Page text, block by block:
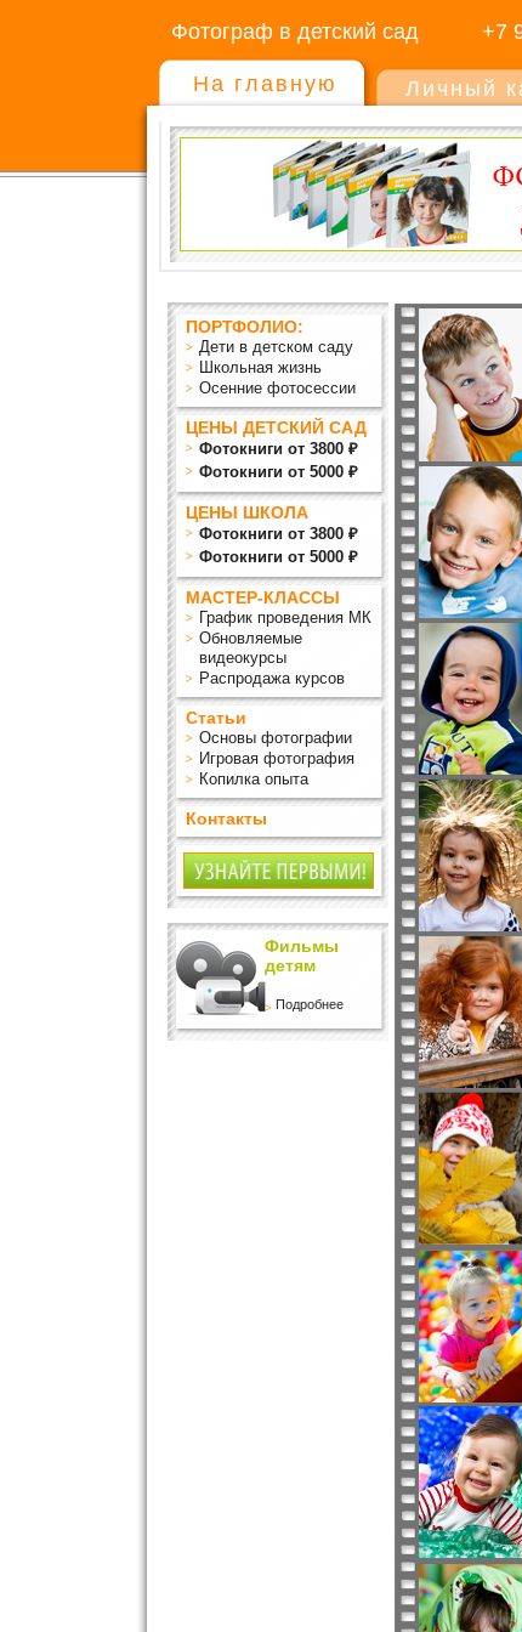
Фотограф в детский сад +7
На главную Личный
ПОРТФОЛИО:
Дети в детском саду
Школьная жизнь
Осенние фотосессии
ЦЕНЫ ДЕТСКИЙ САД
Фотокниги от 3800 ₽
Фотокниги от 5000 ₽
ЦЕНЫ ШКОЛА
Фотокниги от 3800 ₽
Фотокниги от 5000 ₽
МАСТЕР-КЛАССЫ
График проведения МК
Обновляемые
видеокурсы
Распродажа курсов
Статьи
Основы фотографии
Игровая фотография
Копилка опыта
Контакты
Фильмы
детям
Подробнее